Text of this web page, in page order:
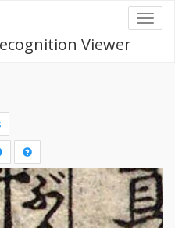
Viewer
Draw
a